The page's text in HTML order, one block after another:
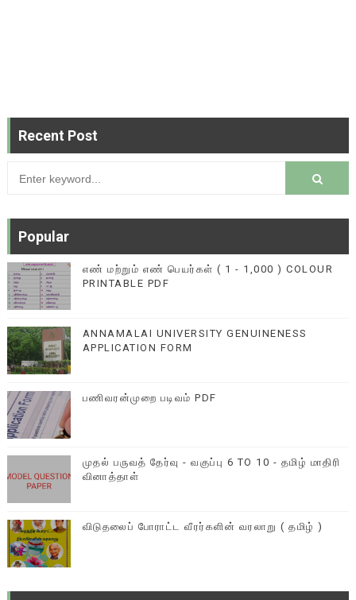
Recent Post
Popular
எண் மற்றும் எண் பெயர்கள் ( 1 - 1,000 ) COLOUR
PRINTABLE PDF
ANNAMALAI UNIVERSITY GENUINENESS
APPLICATION FORM
பணிவரன்முறை படிவம் PDF
முதல் பருவத் தேர்வு - வகுப்பு 6 TO 10 - தமிழ் மாதிரி
வினாத்தாள்
விடுதலைப் போராட்ட வீரர்களின் வரலாறு ( தமிழ் )